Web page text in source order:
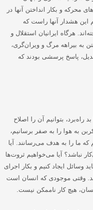
محرکه و بکار انداختن آنها در
هشدار آنها راست که
هرگاه ایرانیان استقلال و
نه تنها بجای 40 سال رفتن به بیراهه مرگ و ویران‌گری،
بدیل، پاسخ پرسشی بودند که
راه‌برد، بتوانیم آن را اصلاح
به هوا را به صفر برسانیم،
که ما را به هدف می‌رسانند. آیا
نباشد؟ آیا می‌خواهیم ثروت‌ها
وسائل ایجاد کنیم و بکار اجرای
وقتی موجودی که انسان است
هیچ کار ناممکن نیست.